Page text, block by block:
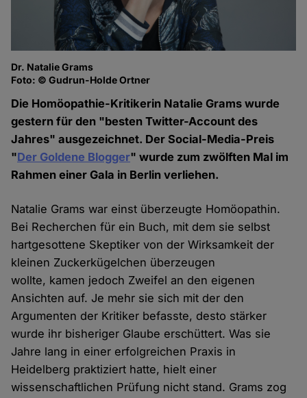
Dr. Natalie Grams
Foto: © Gudrun-Holde Ortner
Die Homöopathie-Kritikerin Natalie Grams wurde
gestern für den "besten Twitter-Account des
Jahres" ausgezeichnet. Der Social-Media-Preis
"Der Goldene Blogger" wurde zum zwölften Mal im
Rahmen einer Gala in Berlin verliehen.
Natalie Grams war einst überzeugte Homöopathin.
Bei Recherchen für ein Buch, mit dem sie selbst
hartgesottene Skeptiker von der Wirksamkeit der
kleinen Zuckerkügelchen überzeugen
wollte, kamen jedoch Zweifel an den eigenen
Ansichten auf. Je mehr sie sich mit der den
Argumenten der Kritiker befasste, desto stärker
wurde ihr bisheriger Glaube erschüttert. Was sie
Jahre lang in einer erfolgreichen Praxis in
Heidelberg praktiziert hatte, hielt einer
wissenschaftlichen Prüfung nicht stand. Grams zog